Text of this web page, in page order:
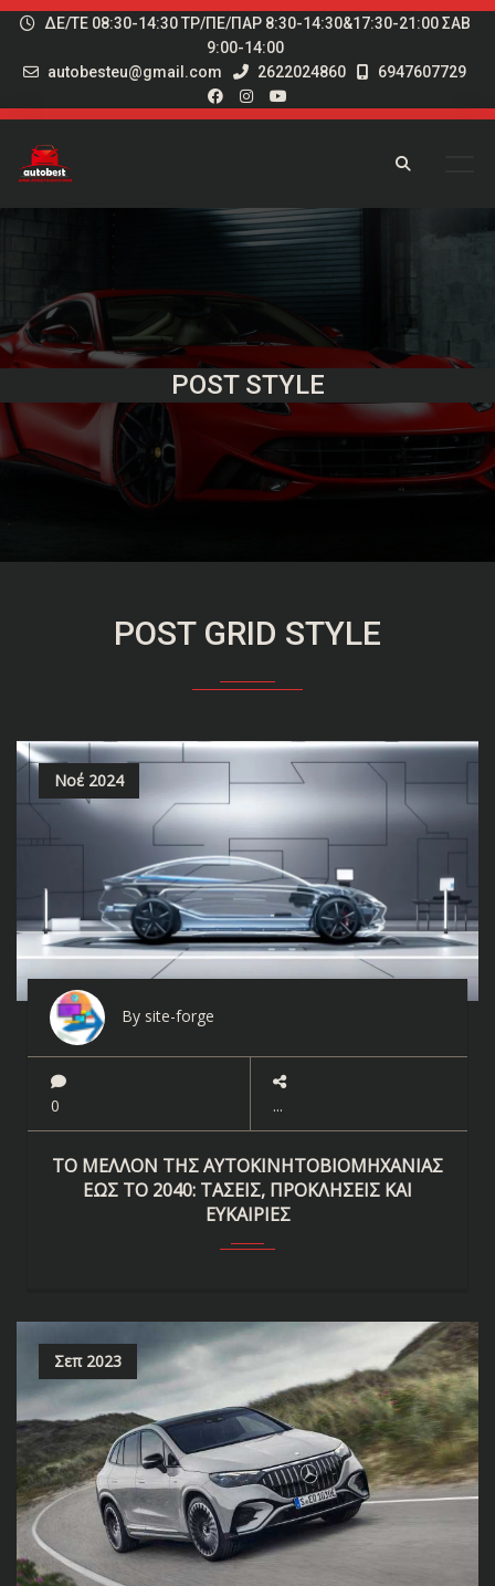
ΔΕ/ΤΕ 08:30-14:30 ΤΡ/ΠΕ/ΠΑΡ 8:30-14:30&17:30-21:00 ΣΑΒ
9:00-14:00
autobesteu@gmail.com
2622024860 6947607729
POST STYLE
POST GRID STYLE
Νοέ 2024
By site-forge
0
ΤΟ ΜΈΛΛΟΝ ΤΗΣ ΑΥΤΟΚΙΝΗΤΟΒΙΟΜΗΧΑΝΊΑΣ
ΈΩΣ ΤΟ 2040: ΤΆΣΕΙΣ, ΠΡΟΚΛΉΣΕΙΣ ΚΑΙ
ΕΥΚΑΙΡΊΕΣ
Σεπ 2023